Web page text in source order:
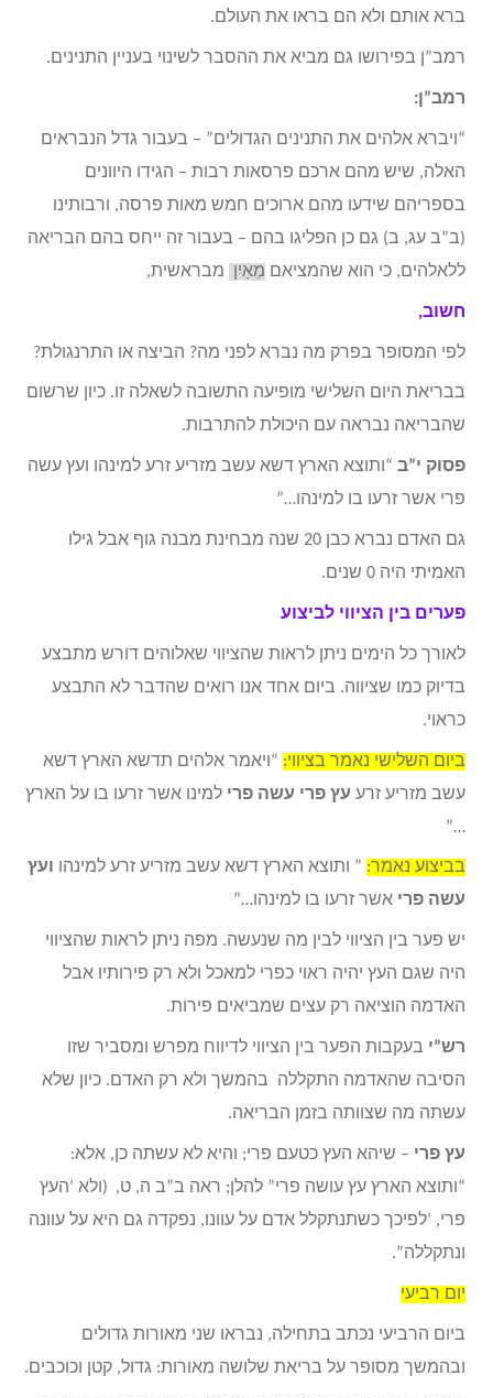
ברא אותם ולא הם בראו את העולם.
רמב”ן בפירושו גם מביא את ההסבר לשינוי בעניין התנינים.
רמב”ן:
“ויברא אלהים את התנינים הגדולים” – בעבור גדל הנבראים
האלה, שיש מהם ארכם פרסאות רבות – הגידו היוונים
בספריהם שידעו מהם ארוכים חמש מאות פרסה, ורבותינו
(ב”ב עג, ב) גם כן הפליגו בהם – בעבור זה ייחס בהם הבריאה
ללאלהים, כי הוא שהמציאם מֵאַיִן מבראשית,
חשוב,
לפי המסופר בפרק מה נברא לפני מה? הביצה או התרנגולת?
בבריאת היום השלישי מופיעה התשובה לשאלה זו. כיון שרשום
שהבריאה נבראה עם היכולת להתרבות.
פסוק י”ב “ותוצא הארץ דשא עשב מזריע זרע למינהו ועץ עשה
פרי אשר זרעו בו למינהו…”
גם האדם נברא כבן 20 שנה מבחינת מבנה גוף אבל גילו
האמיתי היה 0 שנים.
פערים בין הציווי לביצוע
לאורך כל הימים ניתן לראות שהציווי שאלוהים דורש מתבצע
בדיוק כמו שציווה. ביום אחד אנו רואים שהדבר לא התבצע
כראוי.
ביום השלישי נאמר בציווי: “ויאמר אלהים תדשא הארץ דשא
עשב מזריע זרע עץ פרי עשה פרי למינו אשר זרעו בו על הארץ
…”
בביצוע נאמר: ” ותוצא הארץ דשא עשב מזריע זרע למינהו ועץ
עשה פרי אשר זרעו בו למינהו…”
יש פער בין הציווי לבין מה שנעשה. מפה ניתן לראות שהציווי
היה שגם העץ יהיה ראוי כפרי למאכל ולא רק פירותיו אבל
האדמה הוציאה רק עצים שמביאים פירות.
רש”י בעקבות הפער בין הציווי לדיווח מפרש ומסביר שזו
הסיבה שהאדמה התקללה בהמשך ולא רק האדם. כיון שלא
עשתה מה שצוותה בזמן הבריאה.
עץ פרי – שיהא העץ כטעם פרי; והיא לא עשתה כן, אלא:
“ותוצא הארץ עץ עושה פרי” להלן; ראה ב”ב ה, ט, (ולא ‘העץ
פרי, ‘לפיכך כשתנתקלל אדם על עוונו, נפקדה גם היא על עוונה
ונתקללה”.
יום רביעי
ביום הרביעי נכתב בתחילה, נבראו שני מאורות גדולים
ובהמשך מסופר על בריאת שלושה מאורות: גדול, קטן וכוכבים.